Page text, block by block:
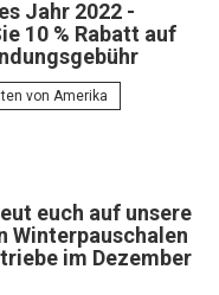
Jahr 2022 -
10 % Rabatt auf
von Amerika
euch auf unsere
Winterpauschalen
im Dezember